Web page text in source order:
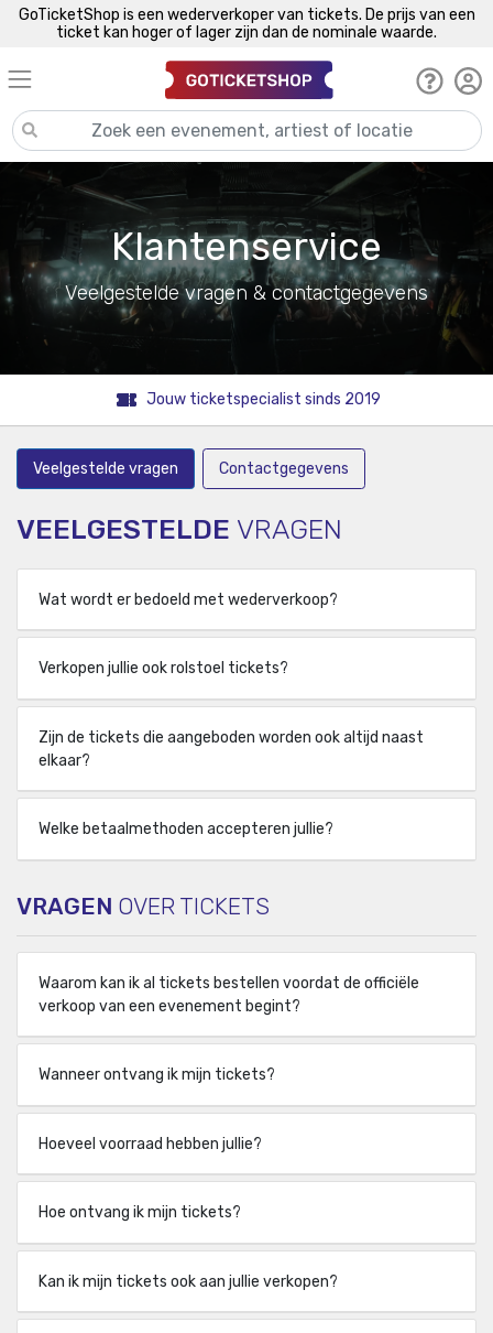
GoTicketShop is een wederverkoper van tickets. De prijs van een
ticket kan hoger of lager zijn dan de nominale waarde.
Klantenservice
Veelgestelde vragen & contactgegevens
Jouw ticketspecialist sinds 2019
Veelgestelde vragen Contactgegevens
VEELGESTELDE VRAGEN
Wat wordt er bedoeld met wederverkoop?
Verkopen jullie ook rolstoel tickets?
Zijn de tickets die aangeboden worden ook altijd naast
elkaar?
Welke betaalmethoden accepteren jullie?
VRAGEN OVER TICKETS
Waarom kan ik al tickets bestellen voordat de officiële
verkoop van een evenement begint?
Wanneer ontvang ik mijn tickets?
Hoeveel voorraad hebben jullie?
Hoe ontvang ik mijn tickets?
Kan ik mijn tickets ook aan jullie verkopen?